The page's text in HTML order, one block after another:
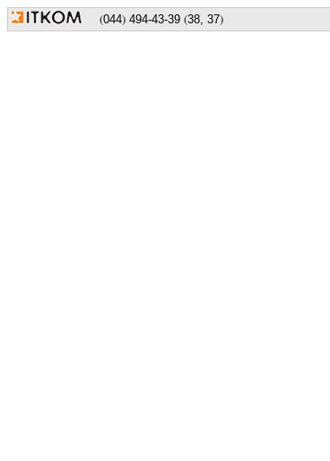
(044) 494-43-39 (38, 37)